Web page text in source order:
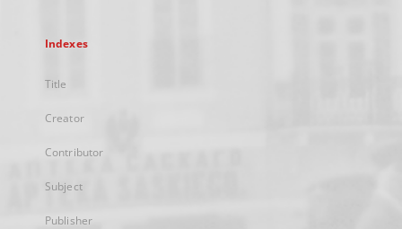
Indexes
Title
Creator
Contributor
Subject
Publisher